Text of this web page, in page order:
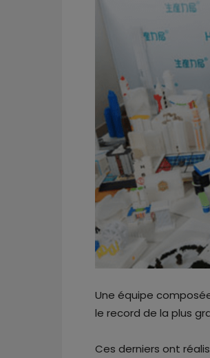
Une équipe
le record de la plus
Ces derniers ont